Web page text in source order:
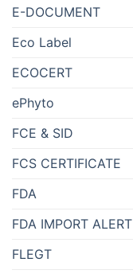
E-DOCUMENT
Eco Label
ECOCERT
ePhyto
FCE & SID
FCS CERTIFICATE
FDA
FDA IMPORT ALERT
FLEGT